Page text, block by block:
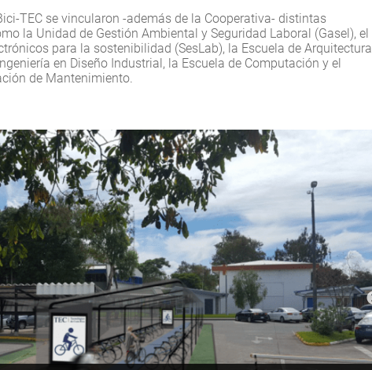
TEC se vincularon -además de la Cooperativa- distintas
la Unidad de Gestión Ambiental y Seguridad Laboral (Gasel), el
para la sostenibilidad (SesLab), la Escuela de Arquitectura
en Diseño Industrial, la Escuela de Computación y el
de Mantenimiento.